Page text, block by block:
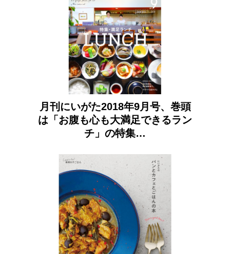
月刊にいがた2018年9月号、巻頭
は「お腹も心も大満足できるラン
チ」の特集…